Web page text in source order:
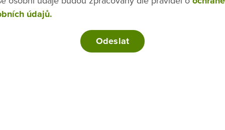
údajů.